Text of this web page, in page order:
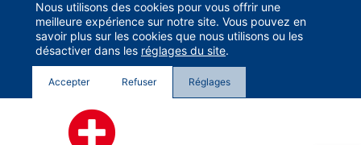
Groupe Vivalto Santé
Entre nous, la vie
Nous utilisons des cookies pour vous offrir une
meilleure expérience sur notre site. Vous pouvez en
savoir plus sur les cookies que nous utilisons ou les
désactiver dans les réglages du site.
Accepter Refuser Réglages